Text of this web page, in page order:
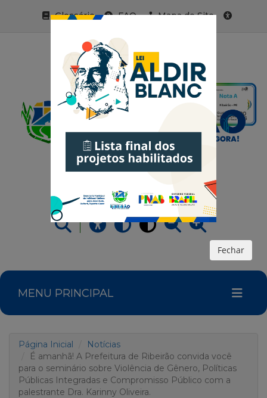
Glossário FAQ
Mapa do Site
MENU PRINCIPAL
Página Inicial
Notícias
É amanhã! A Prefeitura de Ribeirão convida você
para o seminário sobre Violência de Gênero, Políticas
Públicas Integradas e Compromisso Público com a
palestrante Dra. Karinny Oliveira.
Fechar